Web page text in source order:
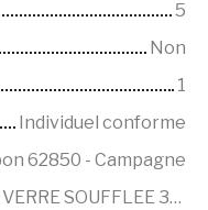
5
Non
1
Individuel conforme
62850 - Campagne
ISOLATION LAINE DE VERRE SOUFFLEE 350